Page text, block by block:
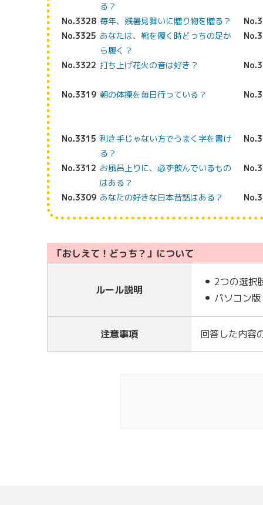
る？
No.3328 毎年、残暑見舞いに贈り物を贈る？
No.3325 あなたは、靴を履く時どっちの足か
ら履く？
No.3322 打ち上げ花火の音は好き？
No.3319 朝の体操を毎日行っている？
No.3315 利き手じゃない方でうまく字を書け
る？
No.3312 お風呂上りに、必ず飲んでいるもの
はある？
No.3309 あなたの好きな日本昔話はある？
「おしえて！どっち？」について
ルール説明
2つの選択
パソコン
注意事項 回答した内容